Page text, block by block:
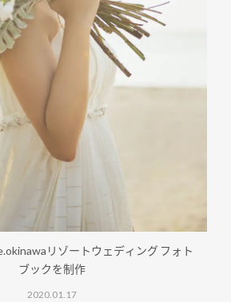
リゾートウェディング フォト
ブックを制作
2020.01.17